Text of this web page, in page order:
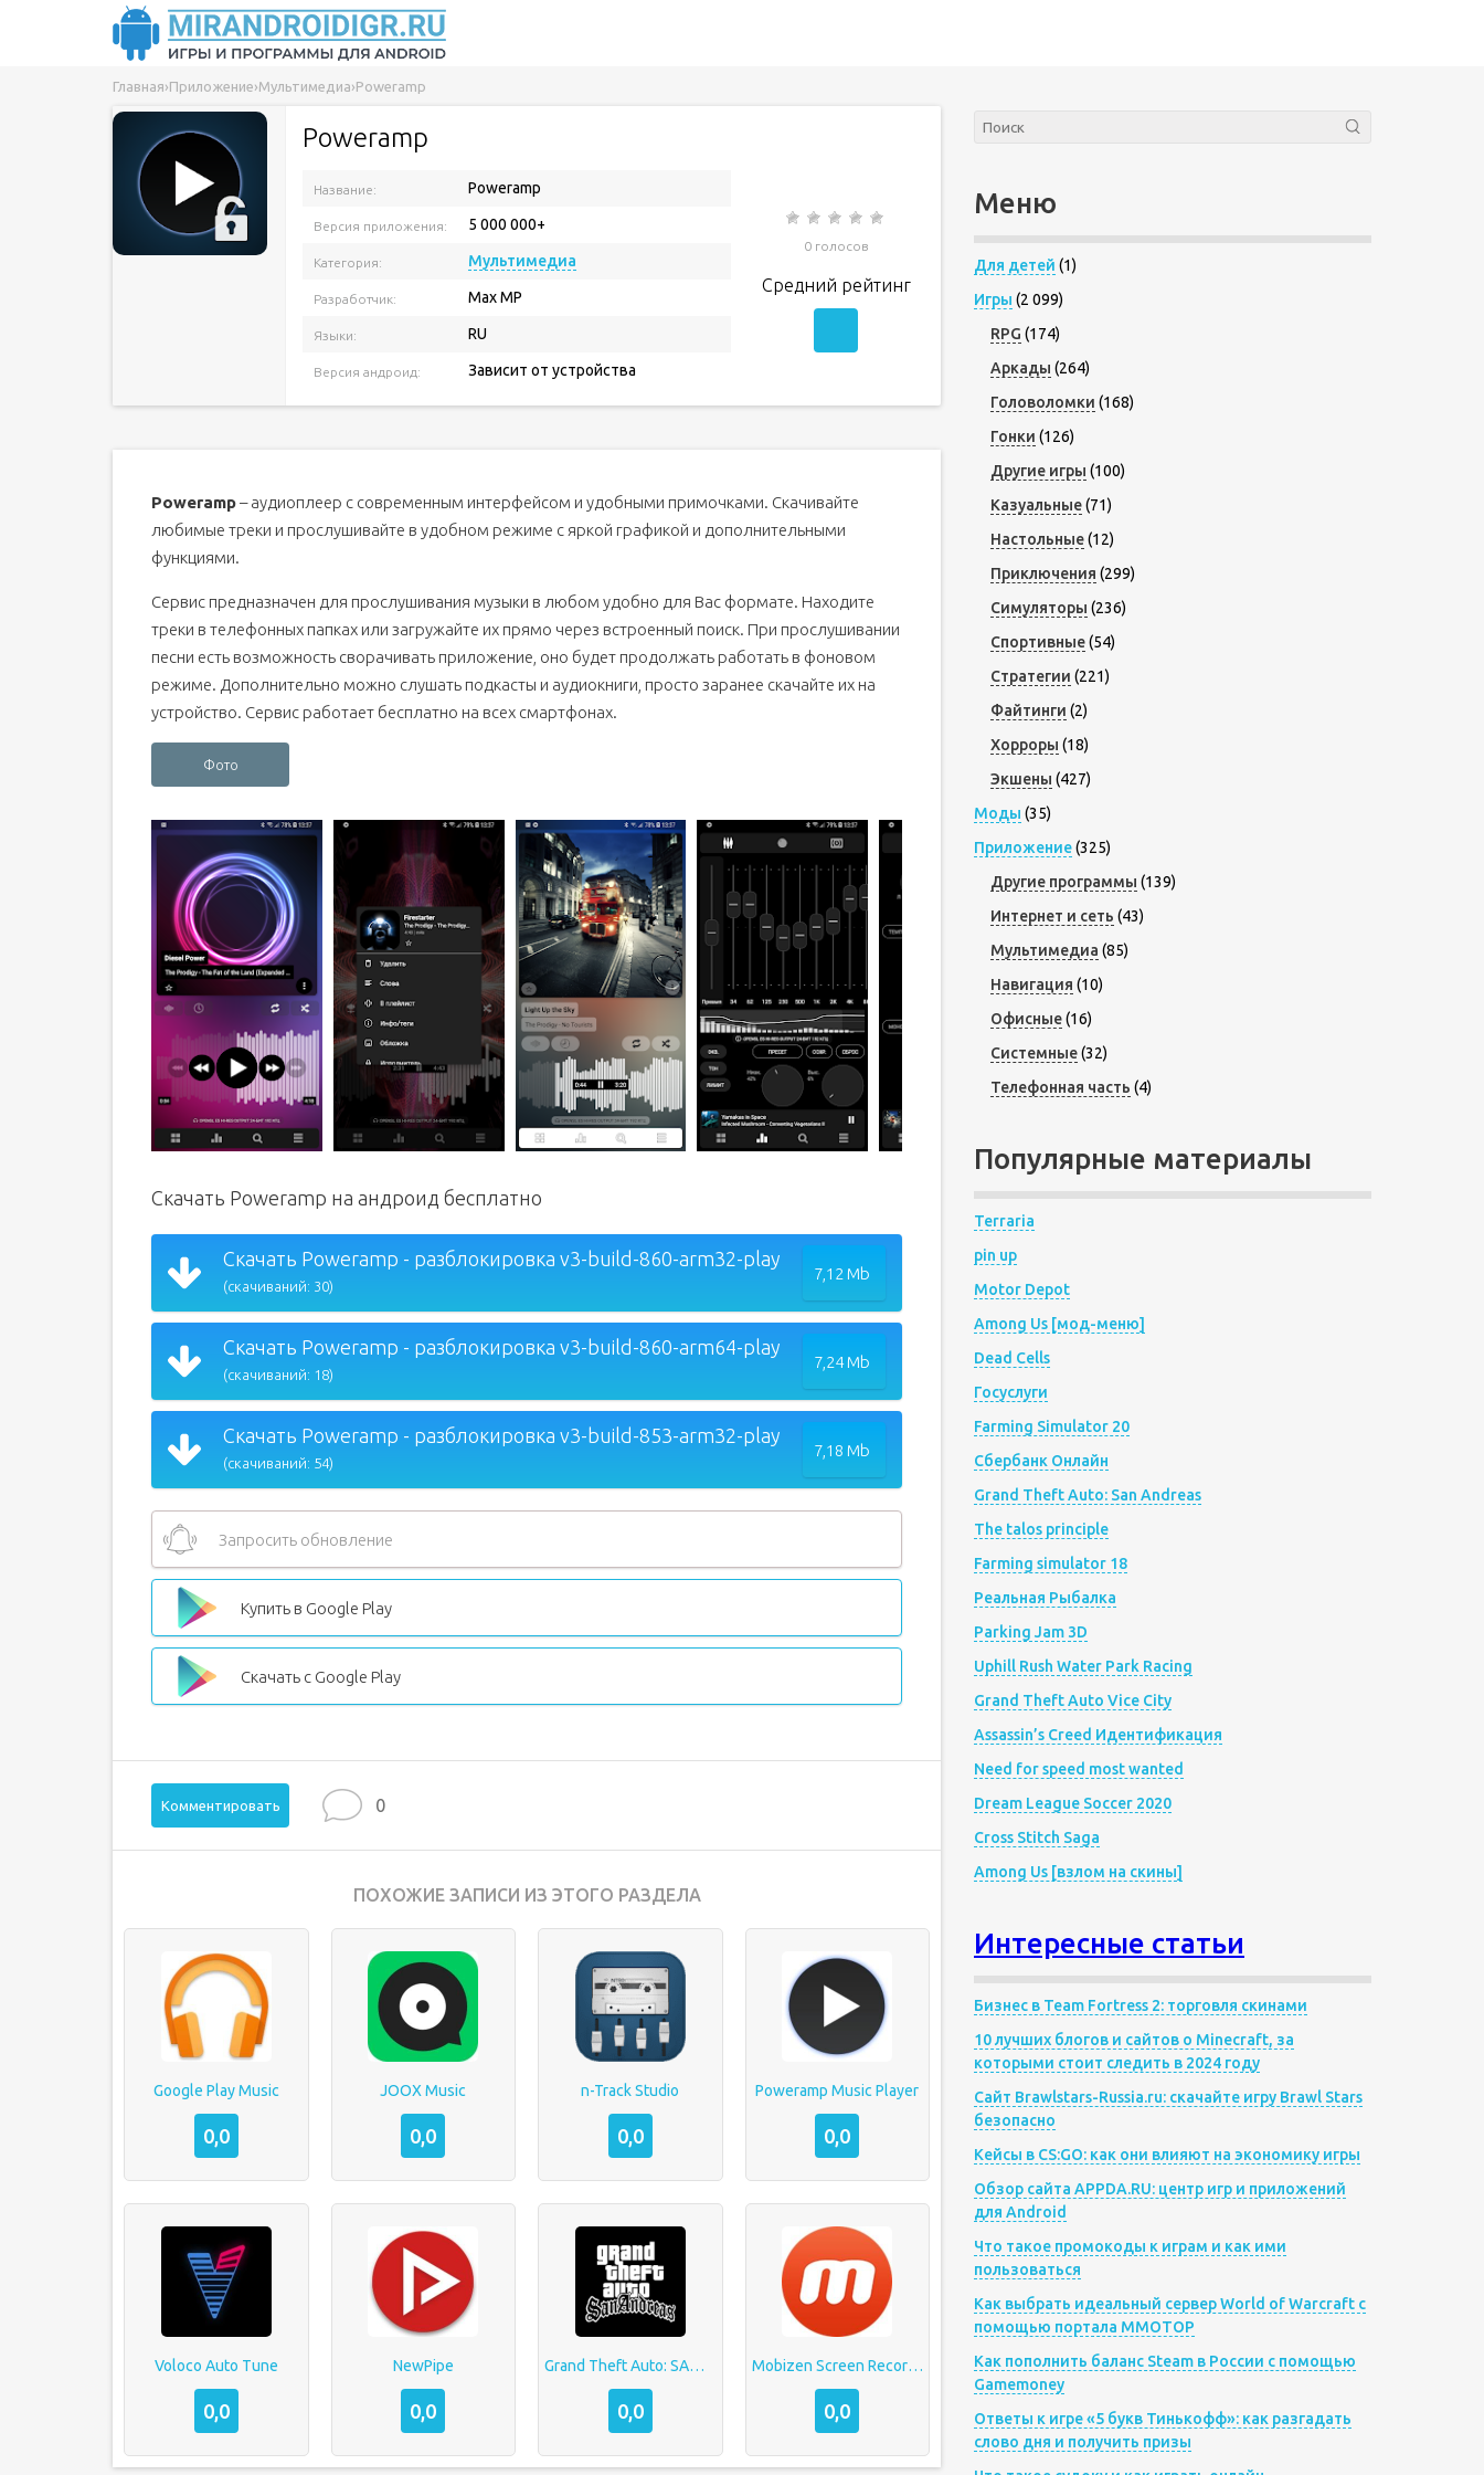
Главная›Приложение›Мультимедиа›Poweramp
Poweramp
Название: Poweramp
Версия приложения: 5 000 000+
Категория: Мультимедиа
Разработчик: Max MP
Языки: RU
Версия андроид: Зависит от устройства
0 голосов
Средний рейтинг
Poweramp– аудиоплеер с современным интерфейсом и удобными примочками. Скачивайте
любимые треки и прослушивайте в удобном режиме с яркой графикой и дополнительными
функциями.
Сервис предназначен для прослушивания музыки в любом удобно для Вас формате. Находите
треки в телефонных папках или загружайте их прямо через встроенный поиск. При прослушивании
песни есть возможность сворачивать приложение, оно будет продолжать работать в фоновом
режиме. Дополнительно можно слушать подкасты и аудиокниги, просто заранее скачайте их на
устройство. Сервис работает бесплатно на всех смартфонах.
Фото
Скачать Poweramp на андроид бесплатно
Скачать Poweramp - разблокировка v3-build-860-arm32-play
(скачиваний: 30)
7,12 Mb
Скачать Poweramp - разблокировка v3-build-860-arm64-play
(скачиваний: 18)
7,24 Mb
Скачать Poweramp - разблокировка v3-build-853-arm32-play
(скачиваний: 54)
7,18 Mb
Запросить обновление
Купить в Google Play
Скачать с Google Play
Комментировать 0
ПОХОЖИЕ ЗАПИСИ ИЗ ЭТОГО РАЗДЕЛА
Google Play Music
0,0
JOOX Music
0,0
n-Track Studio
0,0
Poweramp Music Player
0,0
Voloco Auto Tune
0,0
NewPipe
0,0
Grand Theft Auto: SAMP от Mordor RP
0,0
Mobizen Screen Recorder
0,0
Меню
Для детей (1)
Игры (2 099)
RPG (174)
Аркады (264)
Головоломки (168)
Гонки (126)
Другие игры (100)
Казуальные(71)
Настольные(12)
Приключения (299)
Симуляторы (236)
Спортивные(54)
Стратегии (221)
Файтинги (2)
Хорроры (18)
Экшены (427)
Моды (35)
Приложение(325)
Другие программы (139)
Интернет и сеть (43)
Мультимедиа (85)
Навигация (10)
Офисные(16)
Системные(32)
Телефонная часть (4)
Популярные материалы
Terraria
pin up
Motor Depot
Among Us [мод-меню]
Dead Cells
Госуслуги
Farming Simulator 20
Сбербанк Онлайн
Grand Theft Auto: San Andreas
The talos principle
Farming simulator 18
Реальная Рыбалка
Parking Jam 3D
Uphill Rush Water Park Racing
Grand Theft Auto Vice City
Assassin’s Creed Идентификация
Need for speed most wanted
Dream League Soccer 2020
Cross Stitch Saga
Among Us [взлом на скины]
Интересные статьи
Бизнес в Team Fortress 2: торговля скинами
10 лучших блогов и сайтов о Minecraft, за
которыми стоит следить в 2024 году
Сайт Brawlstars-Russia.ru: скачайте игру Brawl Stars
безопасно
Кейсы в CS:GO: как они влияют на экономику игры
Обзор сайта APPDA.RU: центр игр и приложений
для Android
Что такое промокоды к играм и как ими
пользоваться
Как выбрать идеальный сервер World of Warcraft с
помощью портала MMOTOP
Как пополнить баланс Steam в России с помощью
Gamemoney
Ответы к игре «5 букв Тинькофф»: как разгадать
слово дня и получить призы